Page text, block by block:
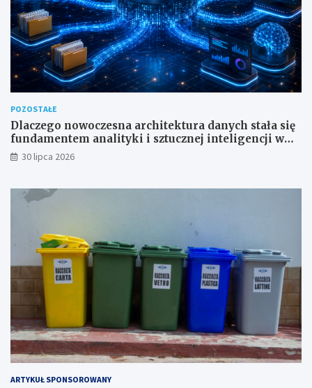
POZOSTAŁE
Dlaczego nowoczesna architektura danych stała się
fundamentem analityki i sztucznej inteligencji w
przedsiębiorstwach?
30 lipca 2026
ARTYKUŁ SPONSOROWANY